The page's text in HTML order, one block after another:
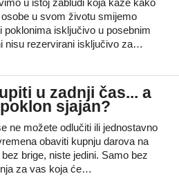
u istoj zabludi koja kaže kako
u svom životu smijemo
poklonima isključivo u posebnim
nisu rezervirani isključivo za…
u zadnji čas... a
sjajan?
ne možete odlučiti ili jednostavno
obaviti kupnju darova na
brige, niste jedini. Samo bez
za vas koja će…